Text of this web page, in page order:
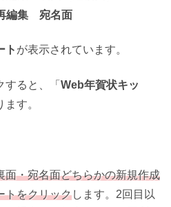
編集 宛名面
ト が表示されています。
すると、「 Web年賀状キッ
す。
面・宛名面どちらかの新規作成
トをクリックします。2回目以